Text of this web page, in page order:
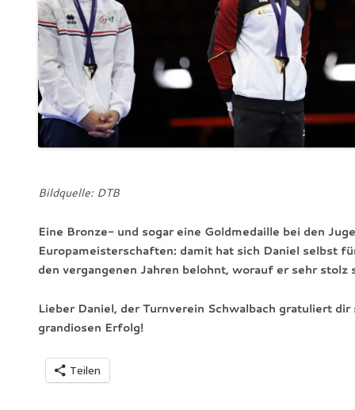
Bildquelle: DTB
Eine Bronze- und sogar eine Goldmedaille bei den
Europameisterschaften: damit hat sich Daniel selbst
den vergangenen Jahren belohnt, worauf er sehr stolz
Lieber Daniel, der Turnverein Schwalbach gratuliert
grandiosen Erfolg!
Teilen